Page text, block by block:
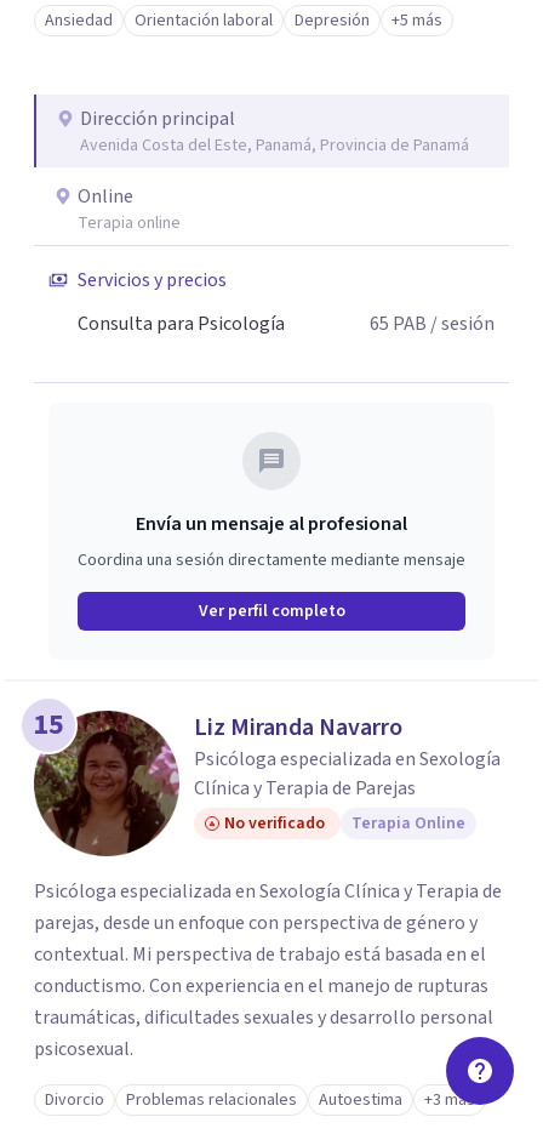
Ansiedad Orientación laboral Depresión +5 más
Dirección principal
Avenida Costa del Este, Panamá, Provincia de Panamá
Online
Terapia online
Servicios y precios
Consulta para Psicología
65 PAB / sesión
Envía un mensaje al profesional
Coordina una sesión directamente mediante mensaje
Ver perfil completo
15 Liz Miranda Navarro
Psicóloga especializada en Sexología
Clínica y Terapia de Parejas
No verificado Terapia Online
Psicóloga especializada en Sexología Clínica y Terapia de
parejas, desde un enfoque con perspectiva de género y
contextual. Mi perspectiva de trabajo está basada en el
conductismo. Con experiencia en el manejo de rupturas
traumáticas, dificultades sexuales y desarrollo personal
psicosexual.
Divorcio Problemas relacionales Autoestima +3 más